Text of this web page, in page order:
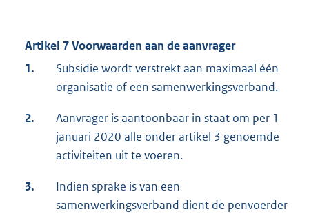
Artikel 7 Voorwaarden aan de aanvrager
1.
Subsidie wordt verstrekt aan maximaal één
organisatie of een samenwerkingsverband.
2.
Aanvrager is aantoonbaar in staat om per 1
januari 2020 alle onder artikel 3 genoemde
activiteiten uit te voeren.
3.
Indien sprake is van een
samenwerkingsverband dient de penvoerder